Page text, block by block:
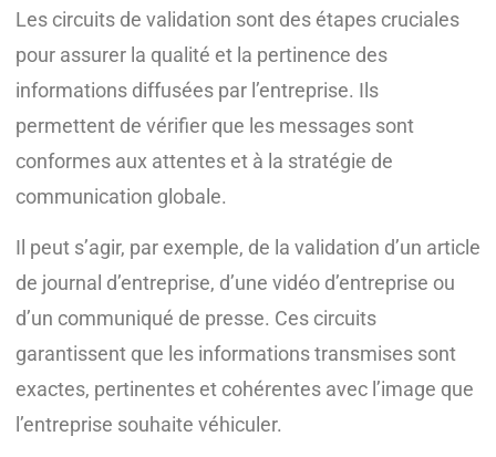
Les circuits de validation sont des étapes cruciales
pour assurer la qualité et la pertinence des
informations diffusées par l’entreprise. Ils
permettent de vérifier que les messages sont
conformes aux attentes et à la stratégie de
communication globale.
Il peut s’agir, par exemple, de la validation d’un article
de journal d’entreprise, d’une vidéo d’entreprise ou
d’un communiqué de presse. Ces circuits
garantissent que les informations transmises sont
exactes, pertinentes et cohérentes avec l’image que
l’entreprise souhaite véhiculer.